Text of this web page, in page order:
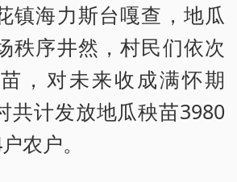
镇海力斯台嘎查，地瓜
秩序井然，村民们依次
，对未来收成满怀期
共计发放地瓜秧苗3980
农户。